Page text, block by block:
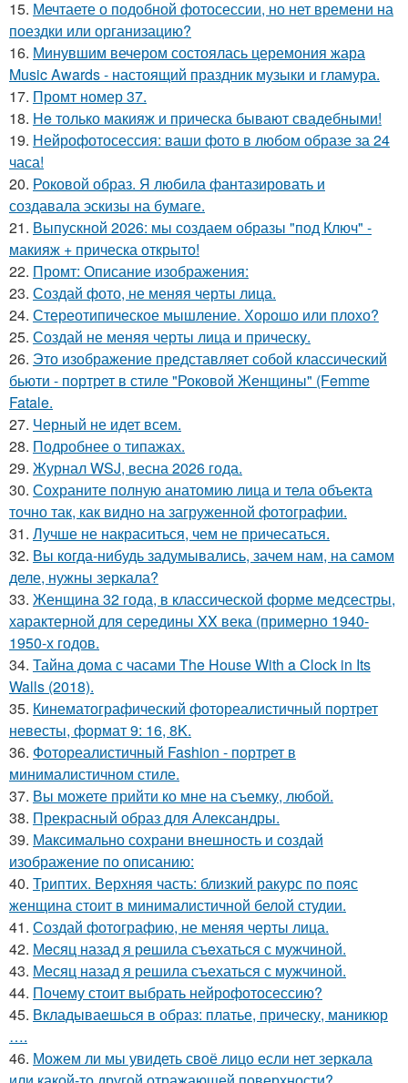
15. Мечтаете о подобной фотосессии, но нет времени на
поездки или организацию?
16. Минувшим вечером состоялась церемония жара
Music Awards - настоящий праздник музыки и гламура.
17. Промт номер 37.
18. He только макияж и прическа бывают свадебными!
19. Нейрофотосессия: ваши фото в любом образе за 24
часа!
20. Роковой образ. Я любила фантазировать и
создавала эскизы на бумаге.
21. Выпускной 2026: мы создаем образы "под Ключ" -
макияж + прическа открыто!
22. Промт: Описание изображения:
23. Создай фото, не меняя черты лица.
24. Стереотипическое мышление. Хорошо или плохо?
25. Создай не меняя черты лица и прическу.
26. Это изображение представляет собой классический
бьюти - портрет в стиле "Роковой Женщины" (Femme
Fatale.
27. Черный не идет всем.
28. Подробнее о типажах.
29. Журнал WSJ, весна 2026 года.
30. Сохраните полную анатомию лица и тела объекта
точно так, как видно на загруженной фотографии.
31. Лучше не накраситься, чем не причесаться.
32. Вы когда-нибудь задумывались, зачем нам, на самом
деле, нужны зеркала?
33. Женщина 32 года, в классической форме медсестры,
характерной для середины XX века (примерно 1940-
1950-х годов.
34. Тайна дома с часами The House With a Clock in Its
Walls (2018).
35. Кинематографический фотореалистичный портрет
невесты, формат 9: 16, 8K.
36. Фотореалистичный Fashion - портрет в
минималистичном стиле.
37. Вы можете прийти ко мне на съемку, любой.
38. Прекрасный образ для Александры.
39. Максимально сохрани внешность и создай
изображение по описанию:
40. Триптих. Верхняя часть: близкий ракурс по пояс
женщина стоит в минималистичной белой студии.
41. Создай фотографию, не меняя черты лица.
42. Мeсяц назад я рeшила съeхаться с мужчиной.
43. Месяц назад я решила съехаться с мужчиной.
44. Почему стоит выбрать нейрофотосессию?
45. Вкладываешься в образ: платье, прическу, маникюр
….
46. Можем ли мы увидеть своё лицо если нет зеркала